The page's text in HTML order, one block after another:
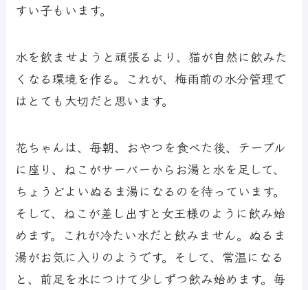
すい子もいます。
水を飲ませようと頑張るより、猫が自然に飲みた
くなる環境を作る。これが、梅雨前の水分管理で
はとても大切だと思います。
花ちゃんは、毎朝、おやつを食べた後、テーブル
に座り、ねこがサーバーからお湯と水を足して、
ちょうどよいぬるま湯になるのを待っています。
そして、ねこが差し出すと女王様のように飲み始
めます。これが冷たい水だと飲みません。ぬるま
湯がお気に入りのようです。そして、常温になる
と、前足を水につけて少しずつ飲み始めます。毎